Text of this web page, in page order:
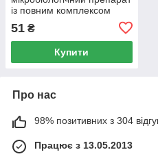
із повним комплексом
51 ₴
Купити
Про нас
98% позитивних з 304
Працює з 13.05.2013